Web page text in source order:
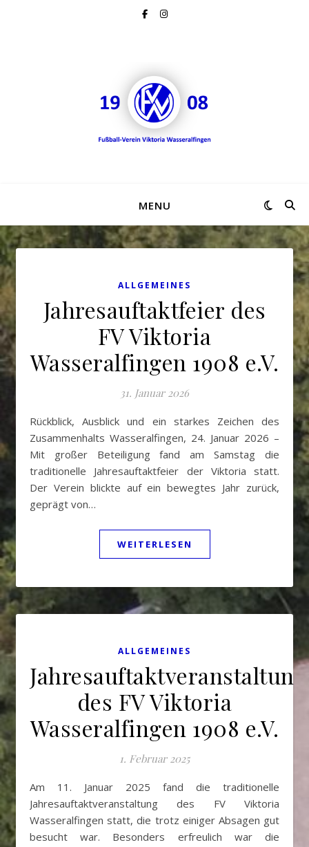
MENU
ALLGEMEINES
Jahresauftaktfeier des
FV Viktoria
Wasseralfingen 1908 e.V.
31. Januar 2026
Rückblick, Ausblick und ein starkes Zeichen des
Zusammenhalts Wasseralfingen, 24. Januar 2026 –
Mit großer Beteiligung fand am Samstag die
traditionelle Jahresauftaktfeier der Viktoria statt.
Der Verein blickte auf ein bewegtes Jahr zurück,
geprägt von…
WEITERLESEN
ALLGEMEINES
Jahresauftaktveranstaltung
des FV Viktoria
Wasseralfingen 1908 e.V.
1. Februar 2025
Am 11. Januar 2025 fand die traditionelle
Jahresauftaktveranstaltung des FV Viktoria
Wasseralfingen statt, die trotz einiger Absagen gut
besucht war. Besonders erfreulich war die